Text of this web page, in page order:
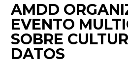
AMDD
EVENTO
SOBRE
DATOS